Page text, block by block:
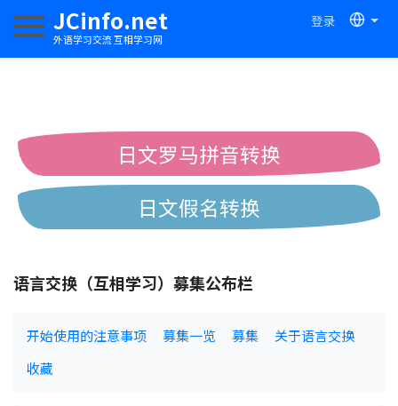
JCinfo.net
外语学习交流 互相学习网
登录
切换导航
日文罗马拼音转换
日文假名转换
语言交换（互相学习）募集公布栏
开始使用的注意事项 募集一览 募集
关于语言交换
收藏